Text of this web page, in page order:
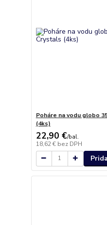
Poháre na vodu globo
(4ks)
22,90 €/bal.
18,62 € bez DPH